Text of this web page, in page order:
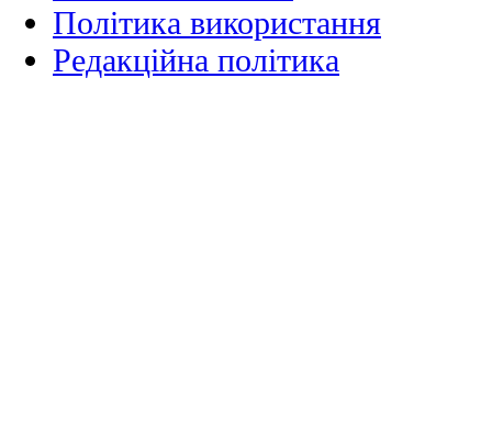
Політика використання
Редакційна політика